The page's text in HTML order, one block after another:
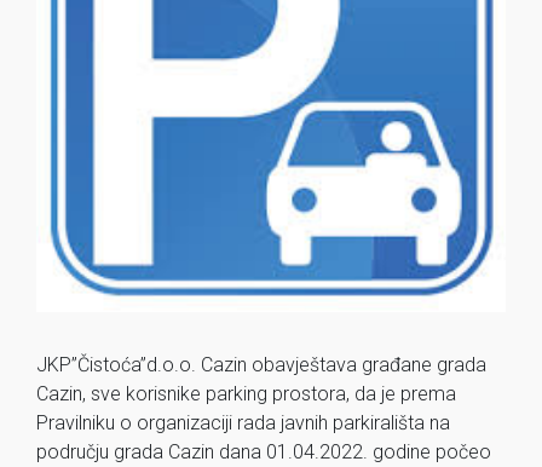
JKP”Čistoća”d.o.o. Cazin obavještava građane grada
Cazin, sve korisnike parking prostora, da je prema
Pravilniku o organizaciji rada javnih parkirališta na
području grada Cazin dana 01.04.2022. godine počeo